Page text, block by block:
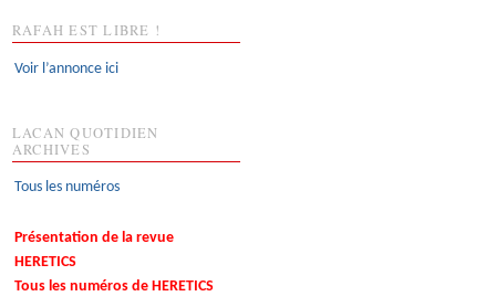
RAFAH EST LIBRE !
Voir l’annonce ici
LACAN QUOTIDIEN
ARCHIVES
Tous les numéros
Présentation de la revue
HERETICS
Tous les numéros de HERETICS